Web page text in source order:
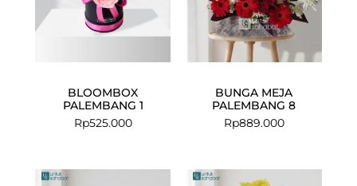
BLOOMBOX
PALEMBANG 1
Rp525.000
BUNGA MEJA
PALEMBANG 8
Rp889.000